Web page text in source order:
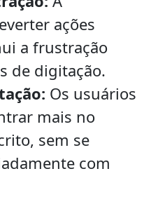
ações
a frustração
de digitação.
Os usuários
mais no
sem se
com